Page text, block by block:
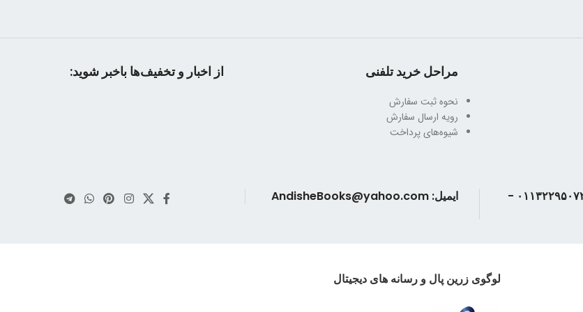
از اخبار و تخفیف‌ها باخبر شوید: مراحل خرید تلفنی
نحوه ثبت سفارش
رویه ارسال سفارش
شیوه‌های پرداخت
ایمیل: AndisheBooks@yahoo.com
تلفن: ۰۹۱۹۰۲۴۳۳۸۶ - ۰۱۱۳۲۲۹۵۰۷۲ -
لوگوی زرین پال و رسانه های دیجیتال